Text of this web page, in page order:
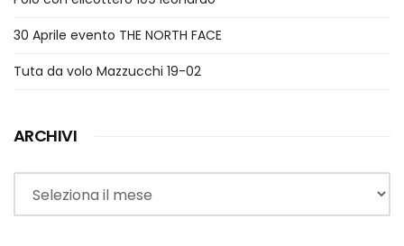
30 Aprile evento THE NORTH FACE
Tuta da volo Mazzucchi 19-02
ARCHIVI
Archivi